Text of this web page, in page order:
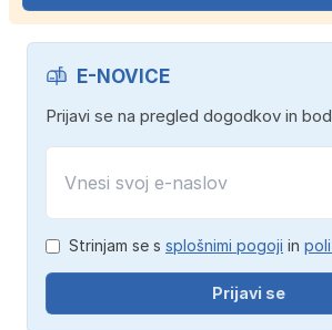
E-NOVICE
Prijavi se na pregled dogodkov in
Strinjam se s splošnimi pogoji in
Prijavi se